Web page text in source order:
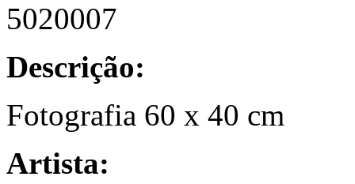
5020007
Descrição:
Fotografia 60 x 40 cm
Artista: